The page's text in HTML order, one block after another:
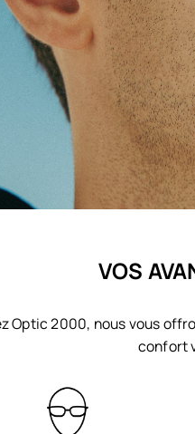
VOS
Optic 2000, nous vous
confort